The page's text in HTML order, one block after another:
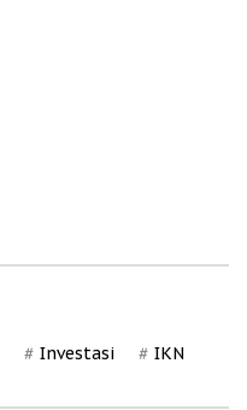
Investasi IKN